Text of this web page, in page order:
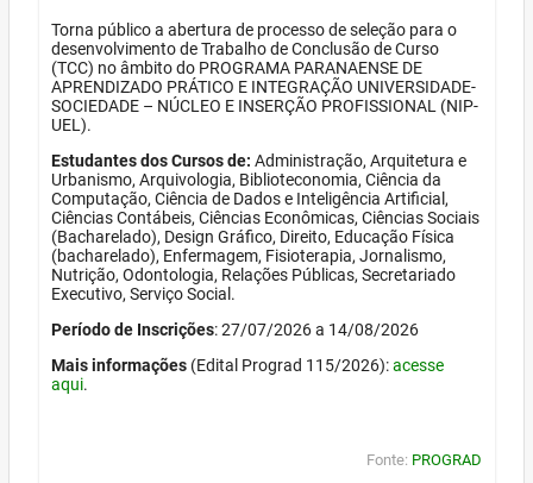
Torna público a abertura de processo de seleção para o
desenvolvimento de Trabalho de Conclusão de Curso
(TCC) no âmbito do PROGRAMA PARANAENSE DE
APRENDIZADO PRÁTICO E INTEGRAÇÃO UNIVERSIDADE-
SOCIEDADE – NÚCLEO E INSERÇÃO PROFISSIONAL (NIP-
UEL).
Estudantes dos Cursos de: Administração, Arquitetura e
Urbanismo, Arquivologia, Biblioteconomia, Ciência da
Computação, Ciência de Dados e Inteligência Artificial,
Ciências Contábeis, Ciências Econômicas, Ciências Sociais
(Bacharelado), Design Gráfico, Direito, Educação Física
(bacharelado), Enfermagem, Fisioterapia, Jornalismo,
Nutrição, Odontologia, Relações Públicas, Secretariado
Executivo, Serviço Social.
Período de Inscrições: 27/07/2026 a 14/08/2026
Mais informações (Edital Prograd 115/2026):acesse
aqui.
Fonte: PROGRAD